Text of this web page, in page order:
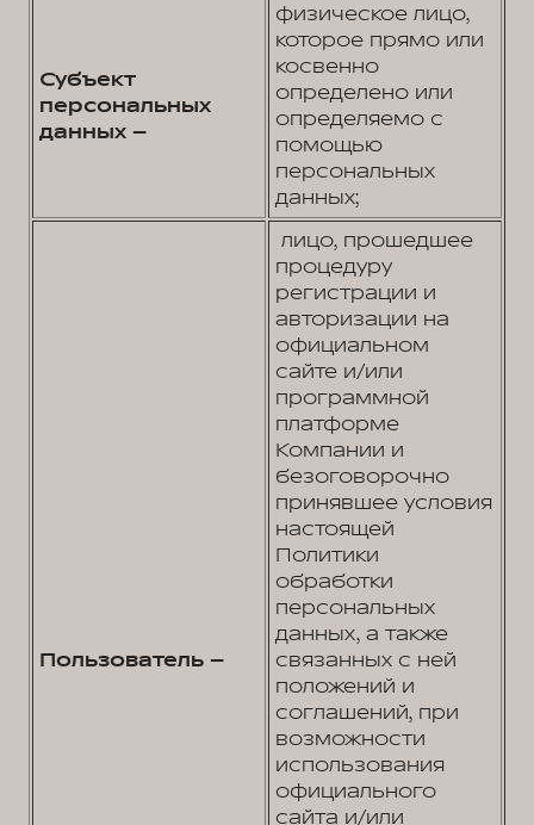
Субъект
персональных
данных –
физическое лицо,
которое прямо или
косвенно
определено или
определяемо с
помощью
персональных
данных;
Пользователь –
лицо, прошедшее
процедуру
регистрации и
авторизации на
официальном
сайте и/или
программной
платформе
Компании и
безоговорочно
принявшее условия
настоящей
Политики
обработки
персональных
данных, а также
связанных с ней
положений и
соглашений, при
возможности
использования
официального
сайта и/или